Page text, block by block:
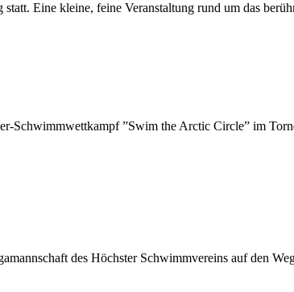
Eine kleine, feine Veranstaltung rund um das
Schwimmwettkampf ”Swim the Arctic Circle” im
des Höchster Schwimmvereins auf den